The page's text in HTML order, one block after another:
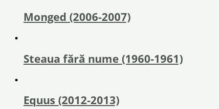
Monged (2006-2007)
Steaua fără nume (1960-1961)
Equus (2012-2013)